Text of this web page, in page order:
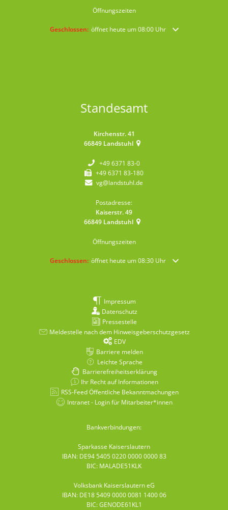
Öffnungszeiten
Klicken, um weitere Öffnungs- oder Schließzeiten
Geschlossen: öffnet heute um 08:00 Uhr
Standesamt
Kirchenstr. 41
66849 Landstuhl
+49 6371 83-0
+49 6371 83-180
vg@landstuhl.de
Postadresse:
Kaiserstr. 49
66849 Landstuhl
Öffnungszeiten
Klicken, um weitere Öffnungs- oder Schließzeiten
Geschlossen: öffnet heute um 08:30 Uhr
Impressum
Datenschutz
Pressestelle
Meldestelle nach dem Hinweisgeberschutzgesetz
EDV
Barriere melden
Leichte Sprache
Barrierefreiheitserklärung
Ihr Recht auf Informationen
RSS-Feed Öffentliche Bekanntmachungen
Intranet - Login für Mitarbeiter*innen
Bankverbindungen:
Sparkasse Kaiserslautern
IBAN: DE94 5405 0220 0000 0000 83
BIC: MALADE51KLK
Volksbank Kaiserslautern eG
IBAN: DE18 5409 0000 0081 1400 06
BIC: GENODE61KL1